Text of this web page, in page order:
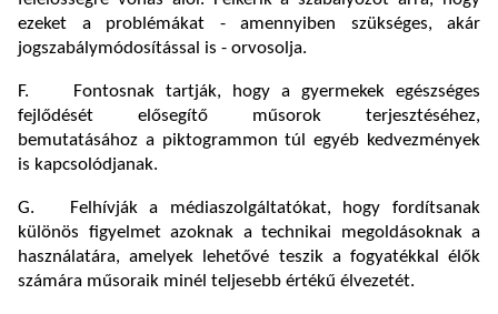
ezeket a problémákat - amennyiben szükséges, akár
jogszabálymódosítással is - orvosolja.
F. Fontosnak tartják, hogy a gyermekek egészséges
fejlődését elősegítő műsorok terjesztéséhez,
bemutatásához a piktogrammon túl egyéb kedvezmények
is kapcsolódjanak.
G. Felhívják a médiaszolgáltatókat, hogy fordítsanak
különös figyelmet azoknak a technikai megoldásoknak a
használatára, amelyek lehetővé teszik a fogyatékkal élők
számára műsoraik minél teljesebb értékű élvezetét.